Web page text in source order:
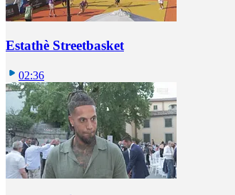
Estathè Streetbasket
02:36